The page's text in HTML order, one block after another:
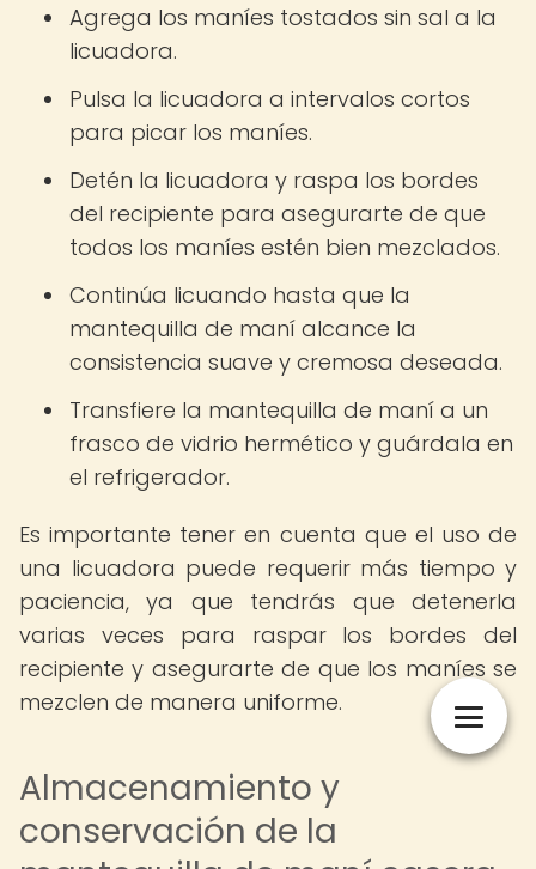
Agrega los maníes tostados sin sal a la
licuadora.
Pulsa la licuadora a intervalos cortos
para picar los maníes.
Detén la licuadora y raspa los bordes
del recipiente para asegurarte de que
todos los maníes estén bien mezclados.
Continúa licuando hasta que la
mantequilla de maní alcance la
consistencia suave y cremosa deseada.
Transfiere la mantequilla de maní a un
frasco de vidrio hermético y guárdala en
el refrigerador.
Es importante tener en cuenta que el uso de
una licuadora puede requerir más tiempo y
paciencia, ya que tendrás que detenerla
varias veces para raspar los bordes del
recipiente y asegurarte de que los maníes se
mezclen de manera uniforme.
Almacenamiento y
conservación de la